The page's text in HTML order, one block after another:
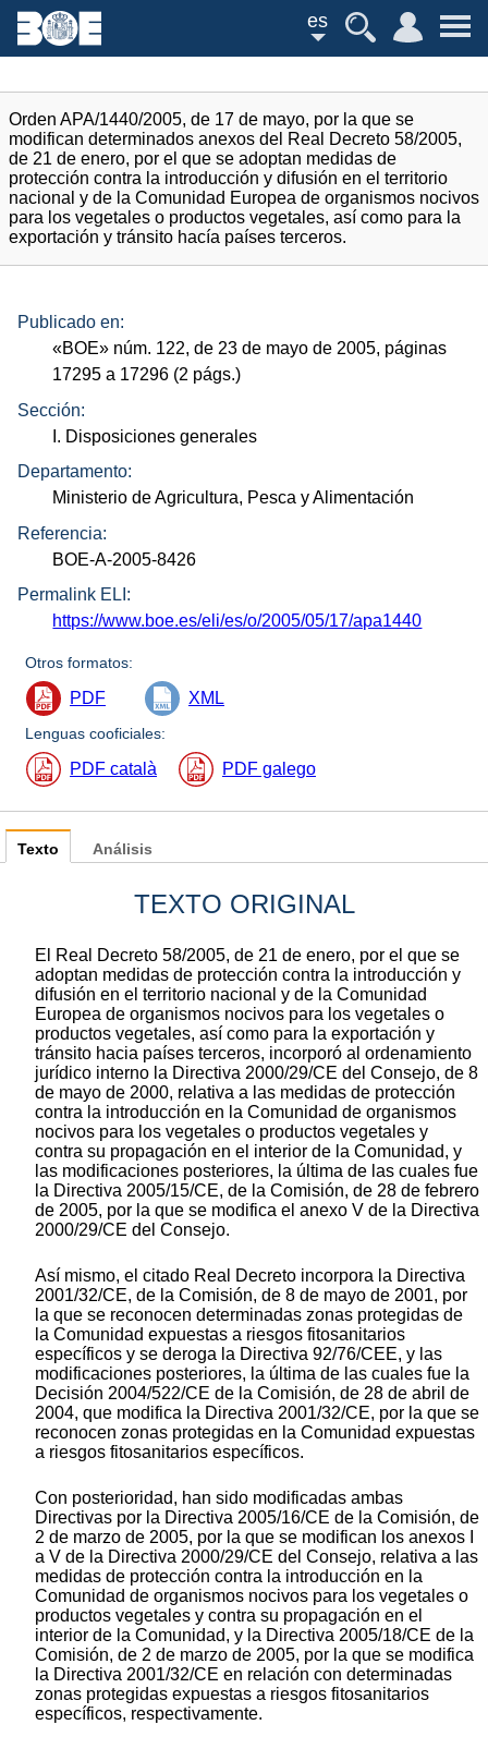
es
Orden APA/1440/2005, de 17 de mayo, por la que se
modifican determinados anexos del Real Decreto 58/2005,
de 21 de enero, por el que se adoptan medidas de
protección contra la introducción y difusión en el territorio
nacional y de la Comunidad Europea de organismos nocivos
para los vegetales o productos vegetales, así como para la
exportación y tránsito hacía países terceros.
Publicado en:
«BOE» núm. 122, de 23 de mayo de 2005, páginas
17295 a 17296 (2 págs.)
Sección:
I. Disposiciones generales
Departamento:
Ministerio de Agricultura, Pesca y Alimentación
Referencia:
BOE-A-2005-8426
Permalink ELI:
https://www.boe.es/eli/es/o/2005/05/17/apa1440
Otros formatos:
PDF XML
Lenguas cooficiales:
PDF català PDF galego
Texto
TEXTO ORIGINAL
El Real Decreto 58/2005, de 21 de enero, por el que se
adoptan medidas de protección contra la introducción y
difusión en el territorio nacional y de la Comunidad
Europea de organismos nocivos para los vegetales o
productos vegetales, así como para la exportación y
tránsito hacia países terceros, incorporó al ordenamiento
jurídico interno la Directiva 2000/29/CE del Consejo, de 8
de mayo de 2000, relativa a las medidas de protección
contra la introducción en la Comunidad de organismos
nocivos para los vegetales o productos vegetales y
contra su propagación en el interior de la Comunidad, y
las modificaciones posteriores, la última de las cuales fue
la Directiva 2005/15/CE, de la Comisión, de 28 de febrero
de 2005, por la que se modifica el anexo V de la Directiva
2000/29/CE del Consejo.
Así mismo, el citado Real Decreto incorpora la Directiva
2001/32/CE, de la Comisión, de 8 de mayo de 2001, por
la que se reconocen determinadas zonas protegidas de
la Comunidad expuestas a riesgos fitosanitarios
específicos y se deroga la Directiva 92/76/CEE, y las
modificaciones posteriores, la última de las cuales fue la
Decisión 2004/522/CE de la Comisión, de 28 de abril de
2004, que modifica la Directiva 2001/32/CE, por la que se
reconocen zonas protegidas en la Comunidad expuestas
a riesgos fitosanitarios específicos.
Con posterioridad, han sido modificadas ambas
Directivas por la Directiva 2005/16/CE de la Comisión, de
2 de marzo de 2005, por la que se modifican los anexos I
a V de la Directiva 2000/29/CE del Consejo, relativa a las
medidas de protección contra la introducción en la
Comunidad de organismos nocivos para los vegetales o
productos vegetales y contra su propagación en el
interior de la Comunidad, y la Directiva 2005/18/CE de la
Comisión, de 2 de marzo de 2005, por la que se modifica
la Directiva 2001/32/CE en relación con determinadas
zonas protegidas expuestas a riesgos fitosanitarios
específicos, respectivamente.
Análisis